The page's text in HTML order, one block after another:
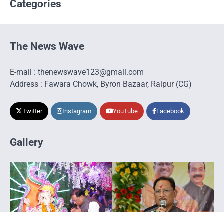
Categories
The News Wave
E-mail : thenewswave123@gmail.com
Address : Fawara Chowk, Byron Bazaar, Raipur (CG)
Twitter Instagram YouTube Facebook
Gallery